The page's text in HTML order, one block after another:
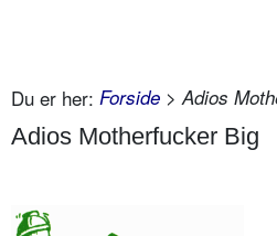
Du er her: Forside > Adios
Adios Motherfucker Big